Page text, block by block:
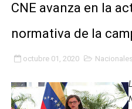
Alcaldía del Municipio
Fundacite Mérida dicta
INN-Mérida celebró el
Impulsan plan
CNE avanza en la
normativa de la
octubre 01, 2020 Nacionales